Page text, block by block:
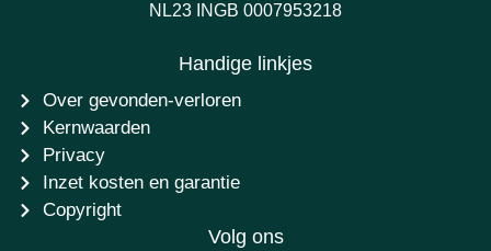
NL23 INGB 0007953218
Handige linkjes
Over gevonden-verloren
Kernwaarden
Privacy
Inzet kosten en garantie
Copyright
Volg ons